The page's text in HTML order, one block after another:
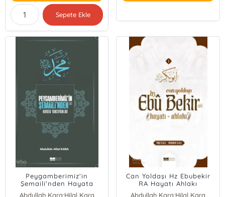
Sepete Ekle
Peygamberimiz'in
Şemaili'nden Hayata
Yansıyanlar
Abdullah Kara;Hilal Kara
Can Yoldaşı Hz Ebubekir
RA Hayatı Ahlakı
Abdullah Kara;Hilal Kara